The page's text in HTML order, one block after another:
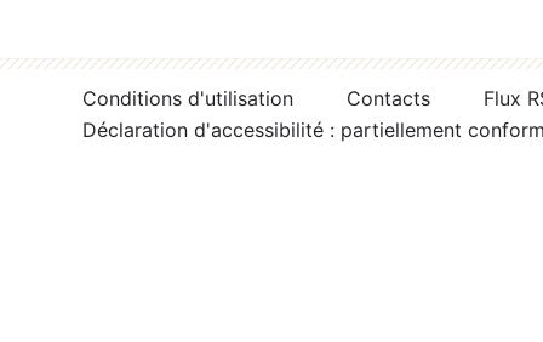
Conditions d'utilisation Contacts
Flux
Déclaration d'accessibilité : partiellement